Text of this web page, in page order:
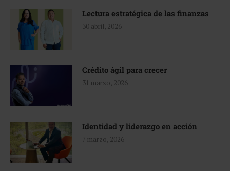
Lectura estratégica de las finanzas
30 abril, 2026
Crédito ágil para crecer
31 marzo, 2026
Identidad y liderazgo en acción
7 marzo, 2026